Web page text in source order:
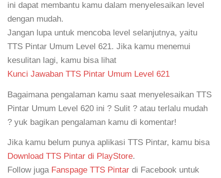
ini dapat membantu kamu dalam menyelesaikan level
dengan mudah.
Jangan lupa untuk mencoba level selanjutnya, yaitu
TTS Pintar Umum Level 621. Jika kamu menemui
kesulitan lagi, kamu bisa lihat
Kunci Jawaban TTS Pintar Umum Level 621
Bagaimana pengalaman kamu saat menyelesaikan TTS
Pintar Umum Level 620 ini ? Sulit ? atau terlalu mudah
? yuk bagikan pengalaman kamu di komentar!
Jika kamu belum punya aplikasi TTS Pintar, kamu bisa
Download TTS Pintar di PlayStore.
Follow juga Fanspage TTS Pintar di Facebook untuk